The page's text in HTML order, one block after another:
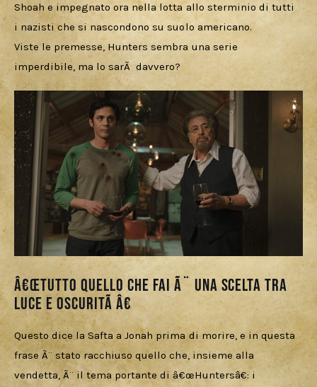
Shoah e impegnato ora nella lotta allo sterminio di tutti
i nazisti che si nascondono su suolo americano.
Viste le premesse, Hunters sembra una serie
imperdibile, ma lo sarÃ  davvero?
â€œTutto quello che fai Ã¨ una scelta tra
Luce e OscuritÃ â€
Questo dice la Safta a Jonah prima di morire, e in questa
frase Ã¨ stato racchiuso quello che, insieme alla
vendetta, Ã¨ il tema portante di â€œHuntersâ€: i